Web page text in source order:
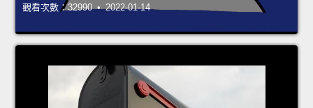
觀看次數：32990 • 2022-01-14